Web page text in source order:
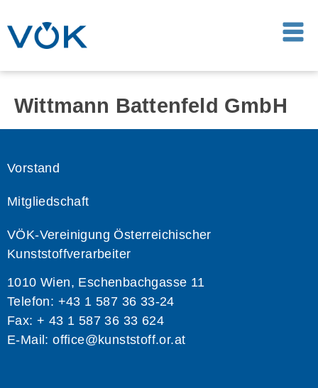
Wittmann Battenfeld GmbH
Vorstand
Mitgliedschaft
VÖK-Vereinigung Österreichischer
Kunststoffverarbeiter
1010 Wien, Eschenbachgasse 11
Telefon: +43 1 587 36 33-24
Fax: + 43 1 587 36 33 624
E-Mail:office@kunststoff.or.at